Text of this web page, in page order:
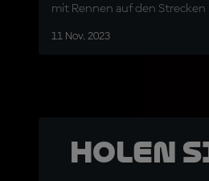
mit Rennen auf den
11 Nov. 2023
Holen